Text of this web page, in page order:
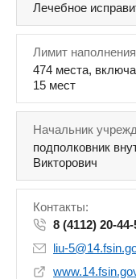
Лечебное
Лимит
474 места,
15 мест
Начальник
подполковник
Викторович
Контакты:
8 (4112) 20-44-
liu-